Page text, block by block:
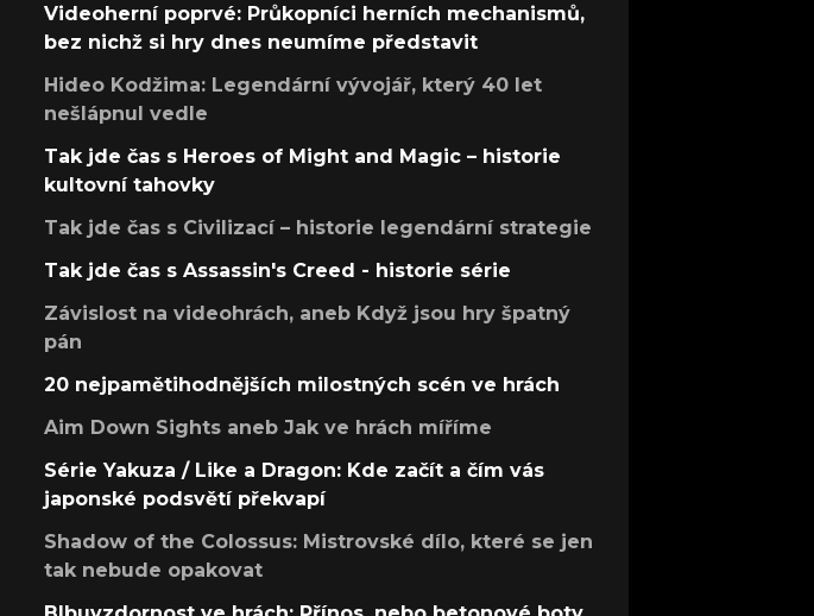
Videoherní poprvé: Průkopníci herních mechanismů,
bez nichž si hry dnes neumíme představit
Hideo Kodžima: Legendární vývojář, který 40 let
nešlápnul vedle
Tak jde čas s Heroes of Might and Magic – historie
kultovní tahovky
Tak jde čas s Civilizací – historie legendární strategie
Tak jde čas s Assassin's Creed - historie série
Závislost na videohrách, aneb Když jsou hry špatný
pán
20 nejpamětihodnějších milostných scén ve hrách
Aim Down Sights aneb Jak ve hrách míříme
Série Yakuza / Like a Dragon: Kde začít a čím vás
japonské podsvětí překvapí
Shadow of the Colossus: Mistrovské dílo, které se jen
tak nebude opakovat